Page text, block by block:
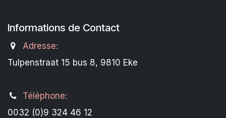
Informations de Contact
Adresse:
Tulpenstraat 15 bus 8, 9810 Eke
Téléphone:
0032 (0)9 324 46 12